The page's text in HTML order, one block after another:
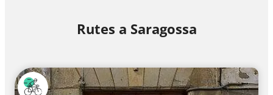
Rutes a Saragossa